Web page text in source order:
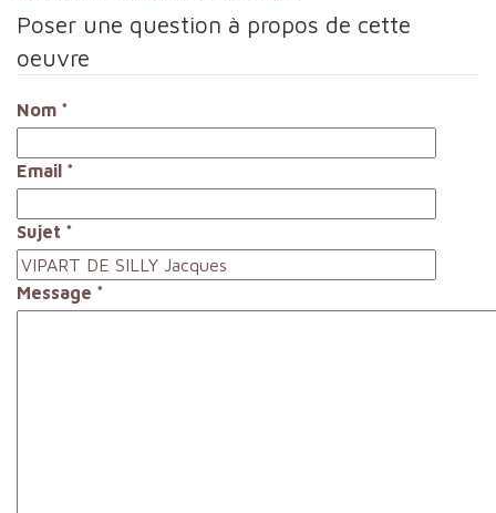
Poser une question à propos de cette
oeuvre
Nom *
Email *
Sujet *
Message *